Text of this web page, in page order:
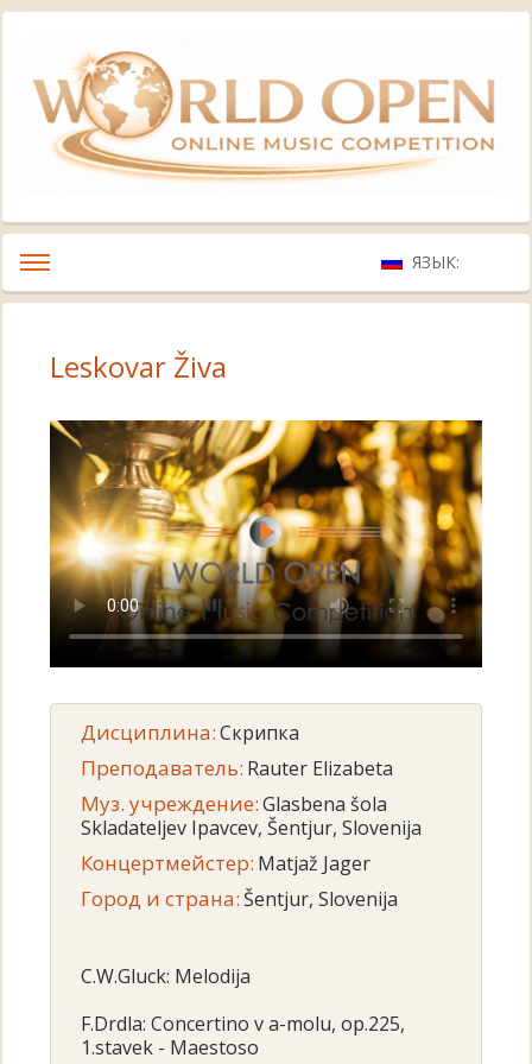
ЯЗЫК:
Leskovar Živa
Дисциплина:Скрипка
Преподаватель: Rauter Elizabeta
Муз. учреждение:Glasbena šola
Skladateljev Ipavcev, Šentjur, Slovenija
Концертмейстер: Matjaž Jager
Город и страна: Šentjur, Slovenija
C.W.Gluck: Melodija
F.Drdla: Concertino v a-molu, op.225,
1.stavek - Maestoso